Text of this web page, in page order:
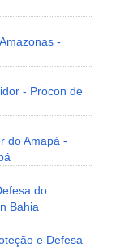
-
- Procon de
do Amapá -
do
Bahia
e Defesa